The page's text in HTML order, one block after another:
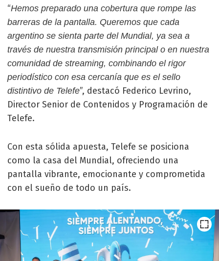
“Hemos preparado una cobertura que rompe las
barreras de la pantalla. Queremos que cada
argentino se sienta parte del Mundial, ya sea a
través de nuestra transmisión principal o en nuestra
comunidad de streaming, combinando el rigor
periodístico con esa cercanía que es el sello
distintivo de Telefe”, destacó Federico Levrino,
Director Senior de Contenidos y Programación de
Telefe.
Con esta sólida apuesta, Telefe se posiciona
como la casa del Mundial, ofreciendo una
pantalla vibrante, emocionante y comprometida
con el sueño de todo un país.